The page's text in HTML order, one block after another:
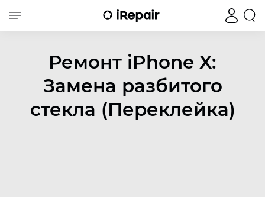
Ремонт iPhone X:
Замена разбитого
стекла (Переклейка)